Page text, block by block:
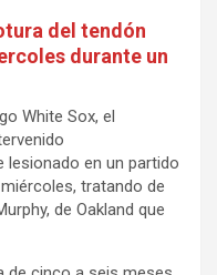
del tendón
durante un
White Sox, el
lesionado en un partido
tratando de
de Oakland que